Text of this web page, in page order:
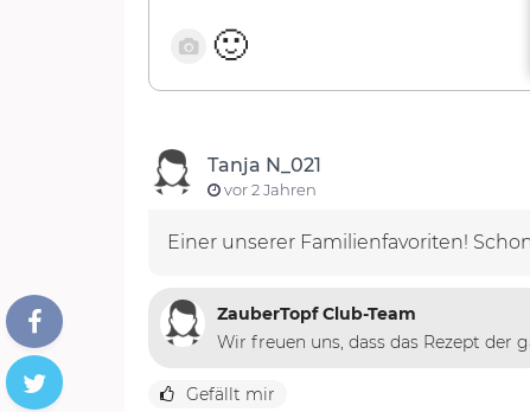
🙂
Tanja N_021
vor 2 Jahren
Einer unserer Familienfavoriten!
ZauberTopf Club-Team
Wir freuen uns, dass das Rezept der
Gefällt mir